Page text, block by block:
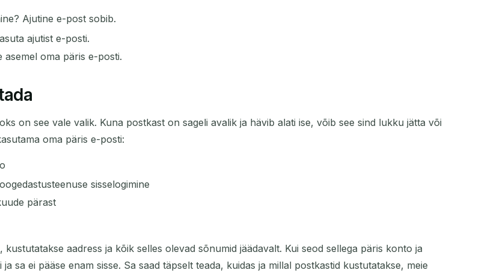
Ajutine e-post sobib.
ajutist e-posti.
asemel oma päris e-posti.
on see vale valik. Kuna postkast on sageli avalik ja hävib alati ise, võib see sind lukku jätta või
oma päris e-posti:
sisselogimine
pärast
aadress ja kõik selles olevad sõnumid jäädavalt. Kui seod sellega päris konto ja
sa ei pääse enam sisse. Sa saad täpselt teada, kuidas ja millal postkastid kustutatakse, meie